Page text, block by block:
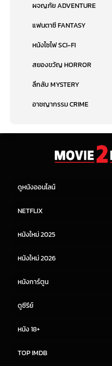
ผจญภัย ADVENTURE
แฟนตาซี FANTASY
หนังไซไฟ SCI-FI
สยองขวัญ HORROR
ลึกลับ MYSTERY
อาชญากรรม CRIME
ดูหนังออนไลน์
หนังจีน
NETFLIX
หนังใหม่ 2025
หนังใหม่ 2026
หนังการ์ตูน
ดูซีรีย์
หนัง 18+
TOP IMDB